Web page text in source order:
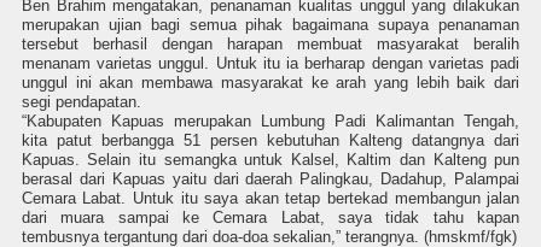
Ben Brahim mengatakan, penanaman kualitas unggul yang dilakukan
merupakan ujian bagi semua pihak bagaimana supaya penanaman
tersebut berhasil dengan harapan membuat masyarakat beralih
menanam varietas unggul. Untuk itu ia berharap dengan varietas padi
unggul ini akan membawa masyarakat ke arah yang lebih baik dari
segi pendapatan.
“Kabupaten Kapuas merupakan Lumbung Padi Kalimantan Tengah,
kita patut berbangga 51 persen kebutuhan Kalteng datangnya dari
Kapuas. Selain itu semangka untuk Kalsel, Kaltim dan Kalteng pun
berasal dari Kapuas yaitu dari daerah Palingkau, Dadahup, Palampai
Cemara Labat. Untuk itu saya akan tetap bertekad membangun jalan
dari muara sampai ke Cemara Labat, saya tidak tahu kapan
tembusnya tergantung dari doa-doa sekalian,” terangnya. (hmskmf/fgk)